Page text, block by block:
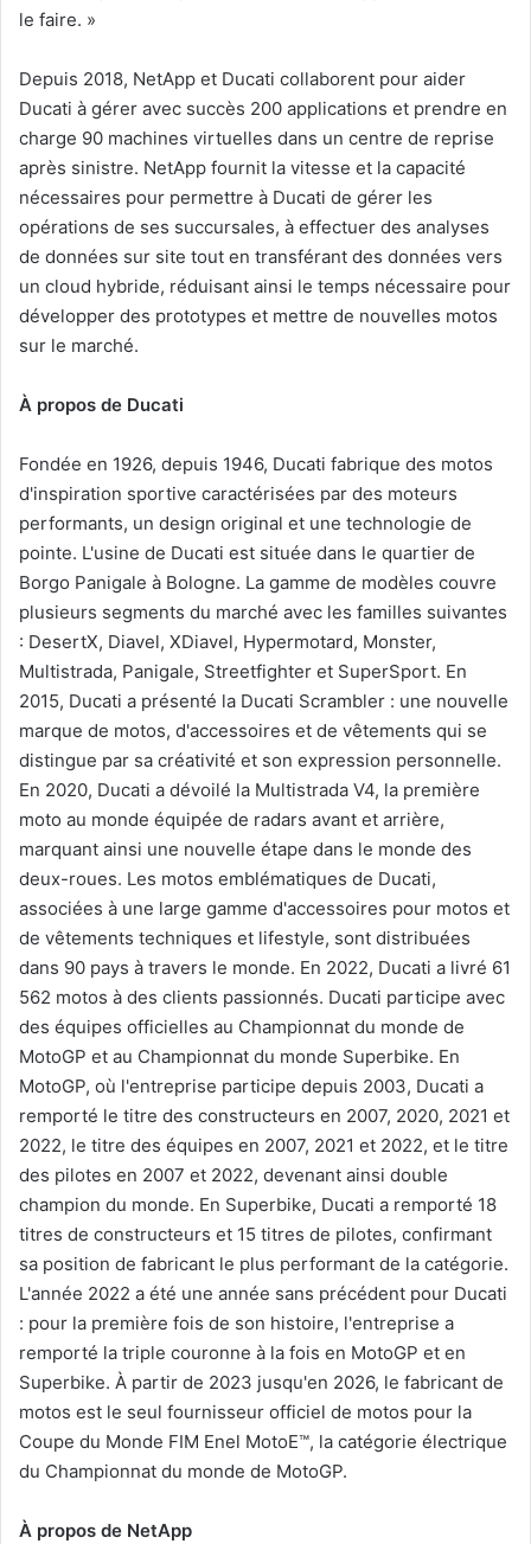
le faire. »
Depuis 2018, NetApp et Ducati collaborent pour aider
Ducati à gérer avec succès 200 applications et prendre en
charge 90 machines virtuelles dans un centre de reprise
après sinistre. NetApp fournit la vitesse et la capacité
nécessaires pour permettre à Ducati de gérer les
opérations de ses succursales, à effectuer des analyses
de données sur site tout en transférant des données vers
un cloud hybride, réduisant ainsi le temps nécessaire pour
développer des prototypes et mettre de nouvelles motos
sur le marché.
À propos de Ducati
Fondée en 1926, depuis 1946, Ducati fabrique des motos
d'inspiration sportive caractérisées par des moteurs
performants, un design original et une technologie de
pointe. L'usine de Ducati est située dans le quartier de
Borgo Panigale à Bologne. La gamme de modèles couvre
plusieurs segments du marché avec les familles suivantes
: DesertX, Diavel, XDiavel, Hypermotard, Monster,
Multistrada, Panigale, Streetfighter et SuperSport. En
2015, Ducati a présenté la Ducati Scrambler : une nouvelle
marque de motos, d'accessoires et de vêtements qui se
distingue par sa créativité et son expression personnelle.
En 2020, Ducati a dévoilé la Multistrada V4, la première
moto au monde équipée de radars avant et arrière,
marquant ainsi une nouvelle étape dans le monde des
deux-roues. Les motos emblématiques de Ducati,
associées à une large gamme d'accessoires pour motos et
de vêtements techniques et lifestyle, sont distribuées
dans 90 pays à travers le monde. En 2022, Ducati a livré 61
562 motos à des clients passionnés. Ducati participe avec
des équipes officielles au Championnat du monde de
MotoGP et au Championnat du monde Superbike. En
MotoGP, où l'entreprise participe depuis 2003, Ducati a
remporté le titre des constructeurs en 2007, 2020, 2021 et
2022, le titre des équipes en 2007, 2021 et 2022, et le titre
des pilotes en 2007 et 2022, devenant ainsi double
champion du monde. En Superbike, Ducati a remporté 18
titres de constructeurs et 15 titres de pilotes, confirmant
sa position de fabricant le plus performant de la catégorie.
L'année 2022 a été une année sans précédent pour Ducati
: pour la première fois de son histoire, l'entreprise a
remporté la triple couronne à la fois en MotoGP et en
Superbike. À partir de 2023 jusqu'en 2026, le fabricant de
motos est le seul fournisseur officiel de motos pour la
Coupe du Monde FIM Enel MotoE™, la catégorie électrique
du Championnat du monde de MotoGP.
À propos de NetApp